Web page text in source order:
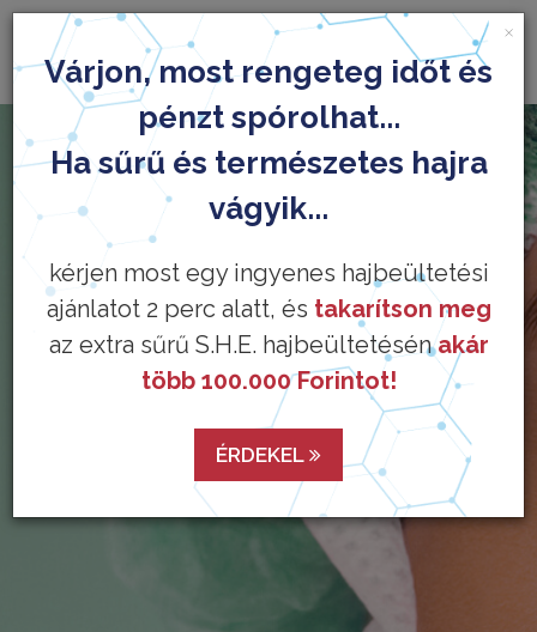
Várjon, most rengeteg időt és
pénzt spórolhat...
Ha sűrű és természetes hajra
vágyik...
kérjen most egy ingyenes hajbeültetési
ajánlatot 2 perc alatt, és takarítson meg
az extra sűrű S.H.E. hajbeültetésénakár
több 100.000 Forintot!
ÉRDEKEL
×